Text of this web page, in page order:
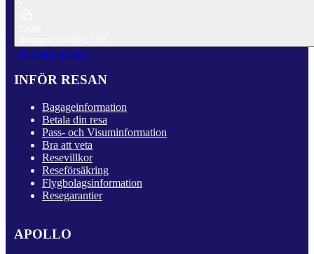
Till Kundservice
INFÖR RESAN
Bagageinformation
Betala din resa
Pass- och Visuminformation
Bra att veta
Resevillkor
Reseförsäkring
Flygbolagsinformation
Resegarantier
APOLLO